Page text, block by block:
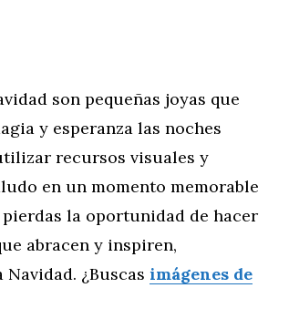
son pequeñas joyas que
y esperanza las noches
recursos visuales y
en un momento memorable
la oportunidad de hacer
abracen y inspiren,
¿Buscas imágenes de